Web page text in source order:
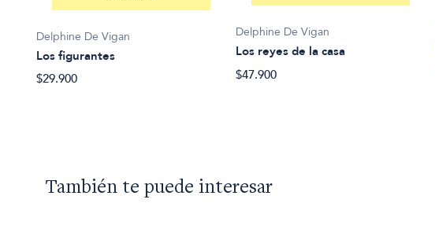
Delphine De Vigan
Los figurantes
$29.900
Delphine De Vigan
Los reyes de la casa
$47.900
También te puede interesar